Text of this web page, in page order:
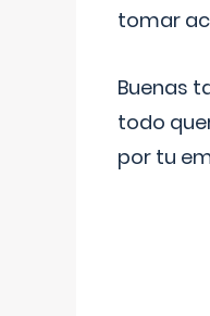
tomar
Buenas
todo
por tu